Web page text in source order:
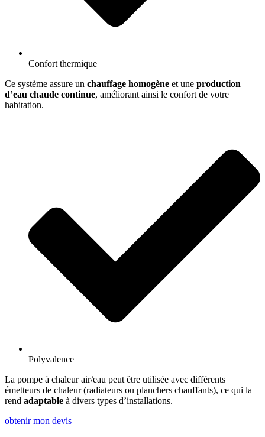
Confort thermique
Ce système assure un chauffage homogène et une production
d’eau chaude continue, améliorant ainsi le confort de votre
habitation.
Polyvalence
La pompe à chaleur air/eau peut être utilisée avec différents
émetteurs de chaleur (radiateurs ou planchers chauffants), ce qui la
rend adaptable à divers types d’installations.
obtenir mon devis